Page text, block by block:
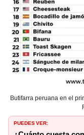
Butifarra peruana en el
PUEDES VER: